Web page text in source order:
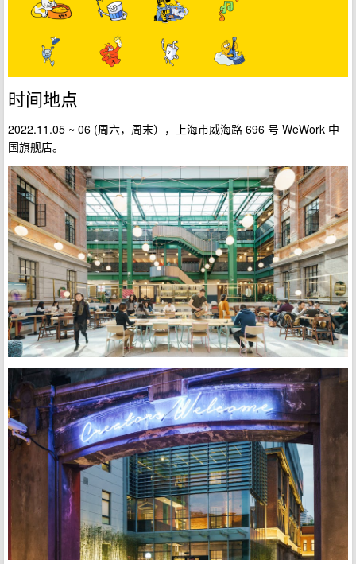
时间地点
2022.11.05 ~ 06 (周六，周末），上海市威海路 696 号 WeWork 中
国旗舰店。